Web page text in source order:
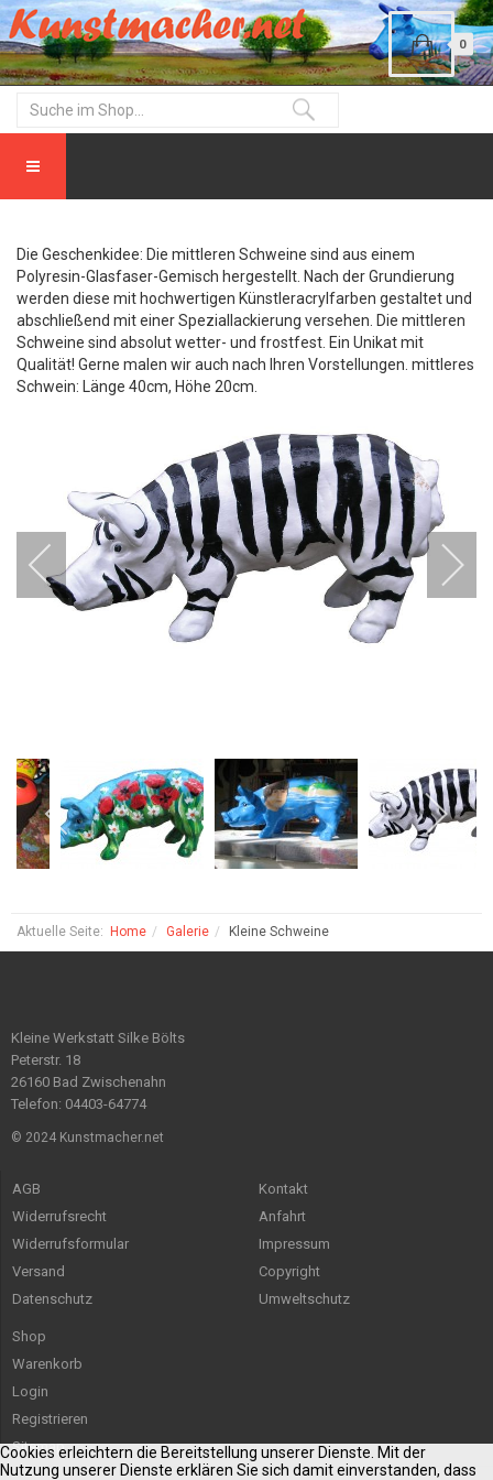
0
Die Geschenkidee: Die mittleren Schweine sind aus einem
Polyresin-Glasfaser-Gemisch hergestellt. Nach der Grundierung
werden diese mit hochwertigen Künstleracrylfarben gestaltet und
abschließend mit einer Speziallackierung versehen. Die mittleren
Schweine sind absolut wetter- und frostfest. Ein Unikat mit
Qualität! Gerne malen wir auch nach Ihren Vorstellungen. mittleres
Schwein: Länge 40cm, Höhe 20cm.
Aktuelle Seite: Home Galerie Kleine Schweine
Kleine Werkstatt Silke Bölts
Peterstr. 18
26160 Bad Zwischenahn
Telefon: 04403-64774
© 2024 Kunstmacher.net
AGB
Widerrufsrecht
Widerrufsformular
Versand
Datenschutz
Kontakt
Anfahrt
Impressum
Copyright
Umweltschutz
Shop
Warenkorb
Login
Registrieren
Sitemap
Cookies erleichtern die Bereitstellung unserer Dienste. Mit der
Nutzung unserer Dienste erklären Sie sich damit einverstanden, dass